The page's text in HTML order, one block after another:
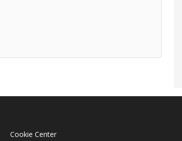
Cookie Center